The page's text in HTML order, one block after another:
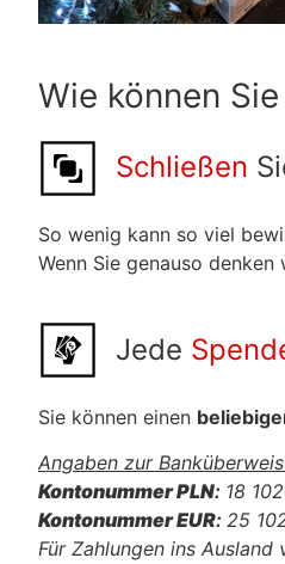
Wie können Sie
Schließen
So wenig kann so viel
Wenn Sie genauso
Jede
Sie können einen
Angaben zur
Kontonummer PLN: 18
Kontonummer EUR: 25
Für Zahlungen ins